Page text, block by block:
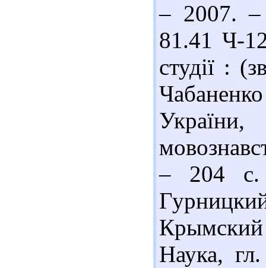
– 2007.
81.41 Ч-
студії :
– 204 с.
Наука,